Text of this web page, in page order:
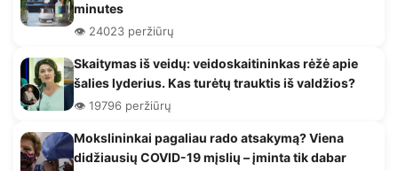
minutes
👁️ 24023 peržiūrų
Skaitymas iš veidų: veidoskaitininkas rėžė apie
šalies lyderius. Kas turėtų trauktis iš valdžios?
👁️ 19796 peržiūrų
Mokslininkai pagaliau rado atsakymą? Viena
didžiausių COVID-19 mįslių – įminta tik dabar